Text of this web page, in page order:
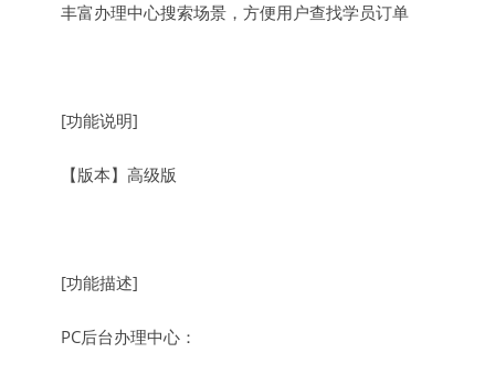
丰富办理中心搜索场景，方便用户查找学员订单
[功能说明]
【版本】高级版
[功能描述]
PC后台办理中心：